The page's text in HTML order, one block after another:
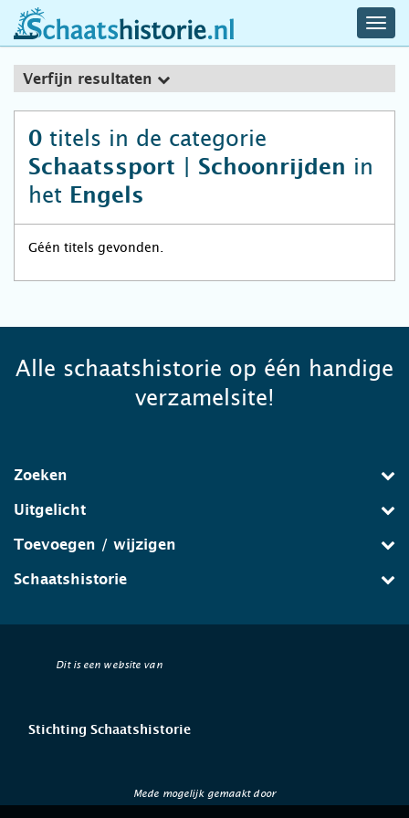
schaatshistorie.nl
Verfijn resultaten
0 titels in de categorie
Schaatssport | Schoonrijden in
het Engels
Géén titels gevonden.
Alle schaatshistorie op één handige
verzamelsite!
Zoeken
Uitgelicht
Toevoegen / wijzigen
Schaatshistorie
Dit is een website van
Stichting Schaatshistorie
Mede mogelijk gemaakt door